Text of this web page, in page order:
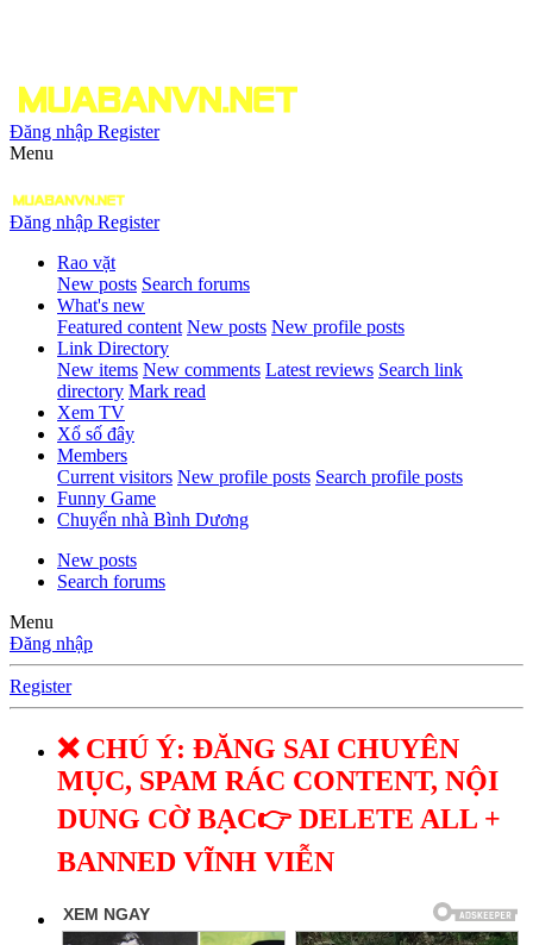
Đăng nhập Register
Menu
Đăng nhập Register
Rao vặt
New posts Search forums
What's new
Featured content New posts New profile posts
Link Directory
New items New comments Latest reviews Search link
directory Mark read
Xem TV
Xổ số đây
Members
Current visitors New profile posts Search profile posts
Funny Game
Chuyển nhà Bình Dương
New posts
Search forums
Menu
Đăng nhập
Register
❌ CHÚ Ý: ĐĂNG SAI CHUYÊN
MỤC, SPAM RÁC CONTENT, NỘI
DUNG CỜ BẠC👉 DELETE ALL +
BANNED VĨNH VIỄN